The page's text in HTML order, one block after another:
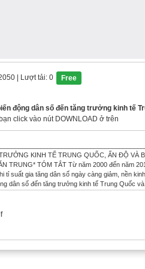
| Lượt tải: 0 Free
động dân số đến tăng trưởng kinh tế
click vào nút DOWNLOAD ở trên